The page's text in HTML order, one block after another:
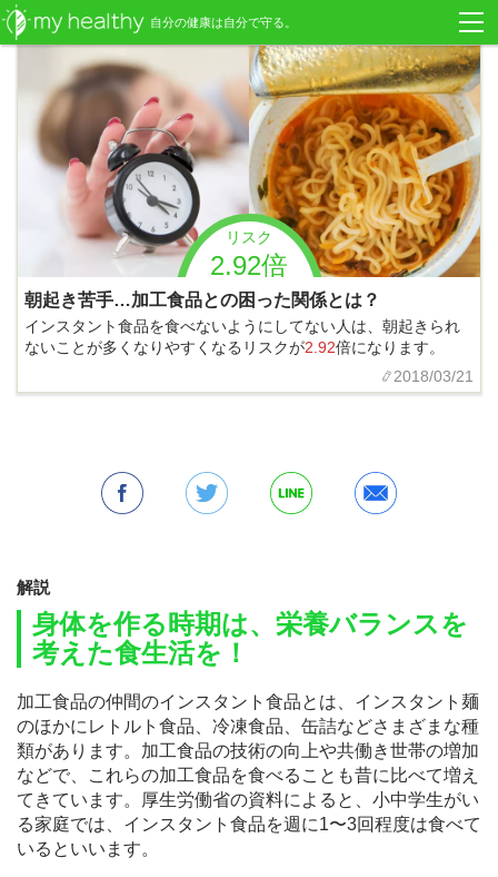
リスク
2.92倍
朝起き苦手…加工食品との困った関係とは？
インスタント食品を食べないようにしてない人は、朝起きられ
ないことが多くなりやすくなるリスクが2.92倍になります。
2018/03/21
解説
身体を作る時期は、栄養バランスを
考えた食生活を！
加工食品の仲間のインスタント食品とは、インスタント麺
のほかにレトルト食品、冷凍食品、缶詰などさまざまな種
類があります。加工食品の技術の向上や共働き世帯の増加
などで、これらの加工食品を食べることも昔に比べて増え
てきています。厚生労働省の資料によると、小中学生がい
る家庭では、インスタント食品を週に1〜3回程度は食べて
いるといいます。
自分の健康は自分で守る。